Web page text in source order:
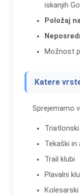
iskanjih
Položaj
Možnost
Katere
Sprejemamo
Triatlonski
Tekaški in
Trail klubi
Plavalni
Kolesarski